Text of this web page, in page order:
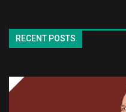
RECENT POSTS